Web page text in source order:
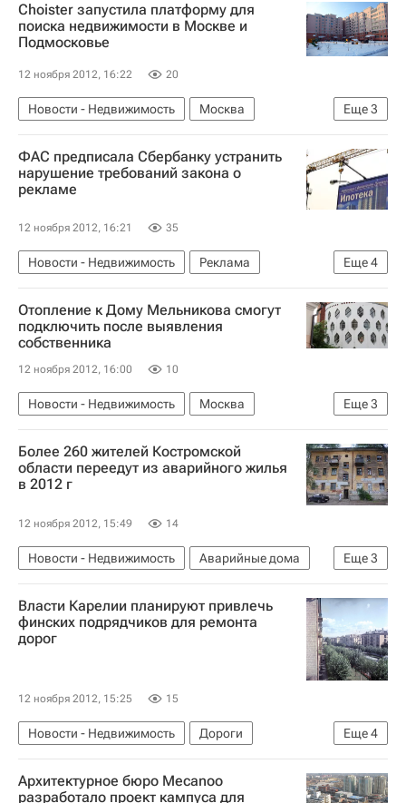
Choister запустила платформу для
поиска недвижимости в Москве и
Подмосковье
12 ноября 2012, 16:22 20
Еще3
Новости - Недвижимость
Москва
Недвижимость
Московская область (Подмосковье)
Россия
ФАС предписала Сбербанку устранить
нарушение требований закона о
рекламе
12 ноября 2012, 16:21 35
Еще4
Новости - Недвижимость
Реклама
Сбербанк России
Федеральная антимонопольная служба (ФАС России)
Московская область (Подмосковье)
Россия
Отопление к Дому Мельникова смогут
подключить после выявления
собственника
12 ноября 2012, 16:00 10
Еще3
Новости - Недвижимость
Москва
Памятники
Городская среда Россия
Более 260 жителей Костромской
области переедут из аварийного жилья
в 2012 г
12 ноября 2012, 15:49 14
Еще3
Новости - Недвижимость
Аварийные дома
Костромская область
Жилье Россия
Власти Карелии планируют привлечь
финских подрядчиков для ремонта
дорог
12 ноября 2012, 15:25 15
Еще4
Новости - Недвижимость
Дороги
Республика Карелия
Строительство
Инфраструктура
Россия
Архитектурное бюро Mecanoo
разработало проект кампуса для